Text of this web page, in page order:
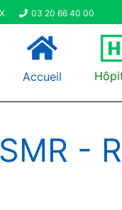
03 20 66 40 00
Accueil
-